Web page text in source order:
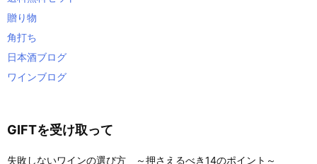
贈り物
角打ち
日本酒ブログ
ワインブログ
GIFTを受け取って
失敗しないワインの選び方 ～押さえるべき14のポイント～